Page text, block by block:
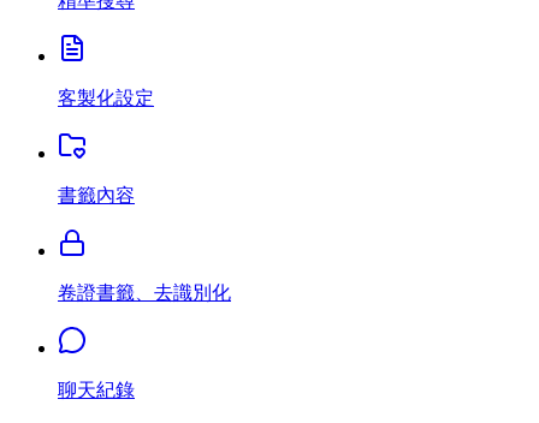
客製化設定
書籤內容
卷證書籤、去識別化
聊天紀錄